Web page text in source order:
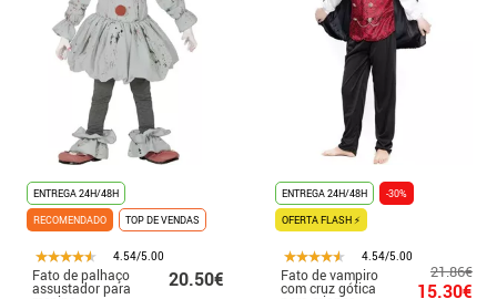
ENTREGA 24H/48H
RECOMENDADO
TOP DE VENDAS
4.54/5.00
Fato de palhaço
assustador para 20.50€
ENTREGA 24H/48H
-30%
OFERTA FLASH ⚡
4.54/5.00
Fato de vampiro
com cruz gótica
21.86€
15.30€